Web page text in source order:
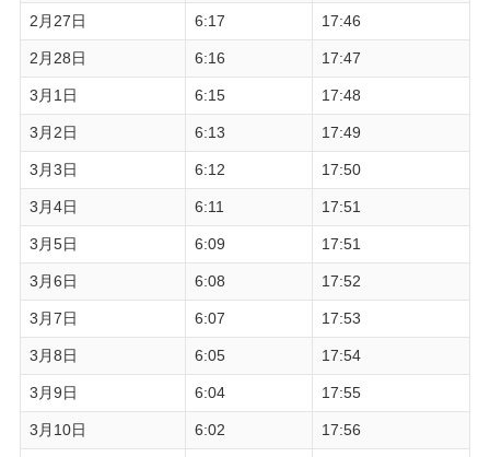
2月27日 6:17 17:46
2月28日 6:16 17:47
3月1日 6:15 17:48
3月2日 6:13 17:49
3月3日 6:12 17:50
3月4日 6:11 17:51
3月5日 6:09 17:51
3月6日 6:08 17:52
3月7日 6:07 17:53
3月8日 6:05 17:54
3月9日 6:04 17:55
3月10日 6:02 17:56